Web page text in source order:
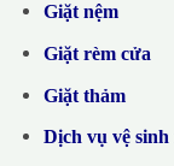
Giặt nệm
Giặt rèm cửa
Giặt thảm
Dịch vụ vệ